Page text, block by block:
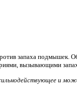
запаха
вызывающими
и